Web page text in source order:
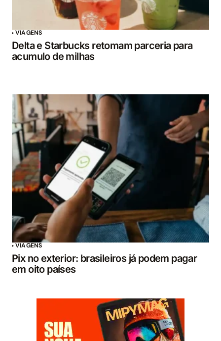
VIAGENS
Delta e Starbucks retomam parceria para
acumulo de milhas
VIAGENS
Pix no exterior: brasileiros já podem pagar
em oito países